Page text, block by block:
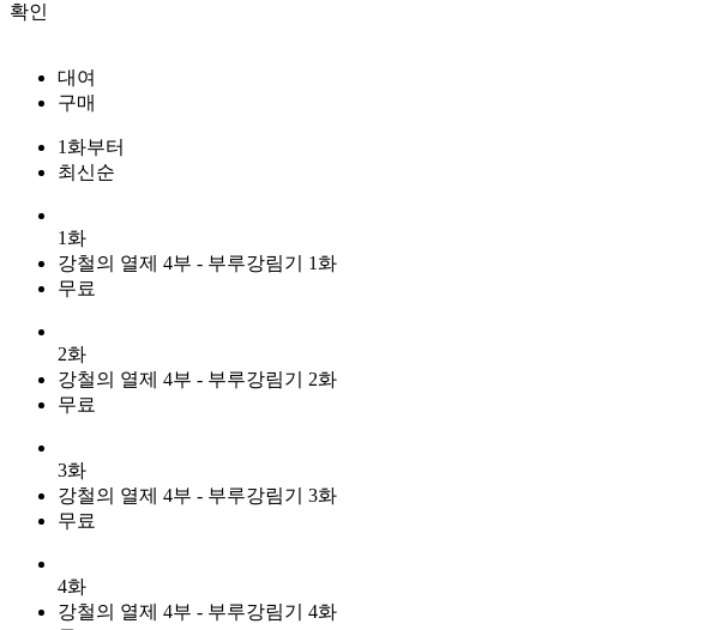
확인
대여
구매
1화부터
최신순
1화
강철의 열제 4부 - 부루강림기 1화
무료
2화
강철의 열제 4부 - 부루강림기 2화
무료
3화
강철의 열제 4부 - 부루강림기 3화
무료
4화
강철의 열제 4부 - 부루강림기 4화